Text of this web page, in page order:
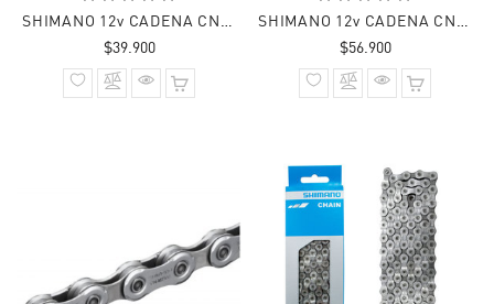
SHIMANO 12v CADENA CN-M7100 SLX 126 Links
$39.900Precio
normal
SHIMANO 12v CADENA CN-M8100 DEORE XT 126LINKS
$56.900Precio
normal